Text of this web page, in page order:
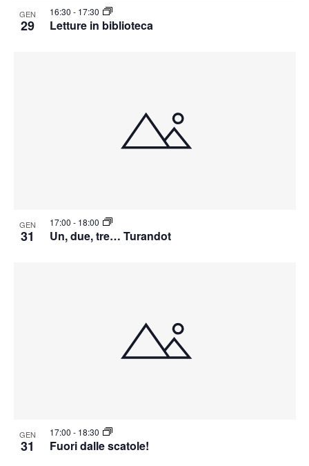
GEN
29 Letture in biblioteca
16:30 - 17:30
GEN
31 Un, due, tre… Turandot
17:00 - 18:00
GEN
31 Fuori dalle scatole!
17:00 - 18:30